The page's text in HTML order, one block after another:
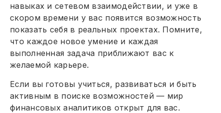
навыках и сетевом взаимодействии, и уже в
скором времени у вас появится возможность
показать себя в реальных проектах. Помните,
что каждое новое умение и каждая
выполненная задача приближают вас к
желаемой карьере.
Если вы готовы учиться, развиваться и быть
активным в поиске возможностей — мир
финансовых аналитиков открыт для вас.